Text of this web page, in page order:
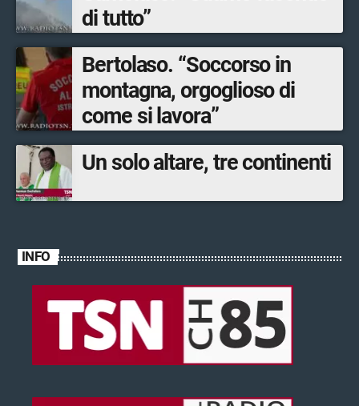
di tutto”
Bertolaso. “Soccorso in
montagna, orgoglioso di
come si lavora”
Un solo altare, tre continenti
INFO